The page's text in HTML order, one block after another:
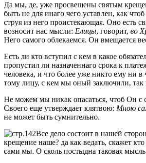
Да мы, де, уже просвещены святым
быть не для инаго чего уставлен, как
струя из него проистекающая. Оно есть
возносит нас мысли: Елицы, говорит, во
Него самого облекаемся. Он вмещается
Есть ли кто вступил с кем в какое
пропустил ли назначеннаго срока к
человека, и что более уже никто ему ни
тому лицу, с кем мы оный заключили, так
Не можем мы никак опасаться, чтоб Он с
Своего еще утверждает клятвою: Мною
не может быть сумнительно.
Все дело состоит в нашей
крещение наше? да как ведать, скажет
сами мы. О сколь постыдна таковая